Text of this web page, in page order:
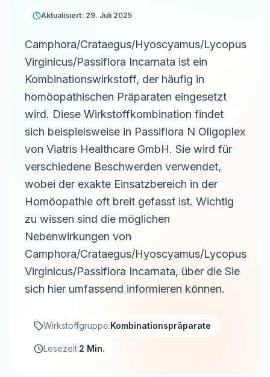
Aktualisiert: 29. Juli 2025
Camphora/Crataegus/Hyoscyamus/Lycopus
Virginicus/Passiflora Incarnata ist ein
Kombinationswirkstoff, der häufig in
homöopathischen Präparaten eingesetzt
wird. Diese Wirkstoffkombination findet
sich beispielsweise in Passiflora N Oligoplex
von Viatris Healthcare GmbH. Sie wird für
verschiedene Beschwerden verwendet,
wobei der exakte Einsatzbereich in der
Homöopathie oft breit gefasst ist. Wichtig
zu wissen sind die möglichen
Nebenwirkungen von
Camphora/Crataegus/Hyoscyamus/Lycopus
Virginicus/Passiflora Incarnata, über die Sie
sich hier umfassend informieren können.
Wirkstoffgruppe:Kombinationspräparate
Lesezeit:2 Min.